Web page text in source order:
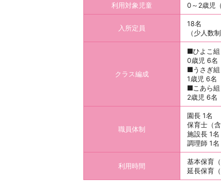
利用対象児童 0～2歳児
入所定員
18名
（少人数
クラス編成
ひよこ組
0歳児 6名
うさぎ組
1歳児 6名
こあら組
2歳児 6名
職員体制
園長 1名
保育士（
施設長 1名
調理師 1名
利用時間
基本保育
延長保育